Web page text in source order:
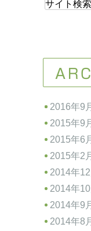
2016年9
2015年9
2015年6
2015年2
2014年
2014年
2014年9
2014年8